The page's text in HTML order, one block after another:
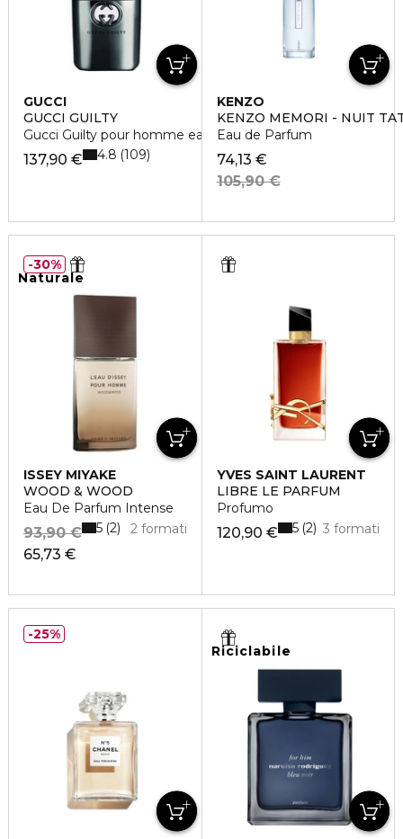
GUCCI
GUCCI GUILTY
Gucci Guilty pour homme eau de toilette
137,90 € 4.8 109
KENZO
KENZO MEMORI - NUIT
Eau de Parfum
74,13 €
105,90 €
Naturale
ISSEY MIYAKE
WOOD & WOOD
Eau De Parfum Intense
65,73 €
93,90 € 2 formati
5 2
30%
YVES SAINT LAURENT
LIBRE LE PARFUM
Profumo
120,90 € 3 formati
5 2
25%
Riciclabile